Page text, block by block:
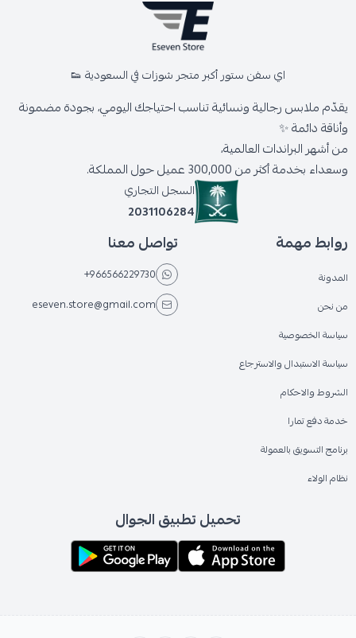
اي سفن ستور أكبر متجر شوزات في السعودية 👟
يقدّم ملابس رجالية ونسائية تناسب احتياجك اليومي، بجودة مضمونة
وأناقة دائمة ✨
من أشهر البراندات العالمية،
وسعداء بخدمة أكثر من 300,000 عميل حول المملكة.
السجل التجاري
2031106284
روابط مهمة
المدونة
من نحن
سياسة الخصوصية
سياسة الاستبدال والاسترجاع
الشروط والاحكام
خدمة دفع تمارا
برنامج التسويق بالعمولة
نظام الولاء
تواصل معنا
+966566229730
eseven.store@gmail.com
تحميل تطبيق الجوال